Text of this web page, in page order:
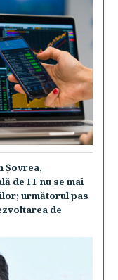
Şovrea,
de IT nu se mai
următorul pas
de